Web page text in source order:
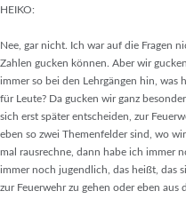
HEIKO:
Nee, gar nicht. Ich war auf die Fragen
Zahlen gucken können. Aber wir
immer so bei den Lehrgängen hin, was
für Leute? Da gucken wir ganz
sich erst später entscheiden, zur
eben so zwei Themenfelder sind, wo
mal rausrechne, dann habe ich immer
immer noch jugendlich, das heißt, das
zur Feuerwehr zu gehen oder eben